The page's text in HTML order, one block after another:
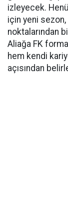
izleyecek.
için yeni
noktalarından
Aliağa FK
hem kendi
açısından